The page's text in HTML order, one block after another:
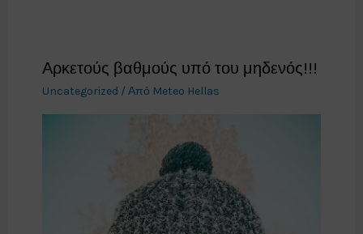
Αρκετούς βαθμούς υπό του μηδενός!!!
Uncategorized / Από Meteo Hellas